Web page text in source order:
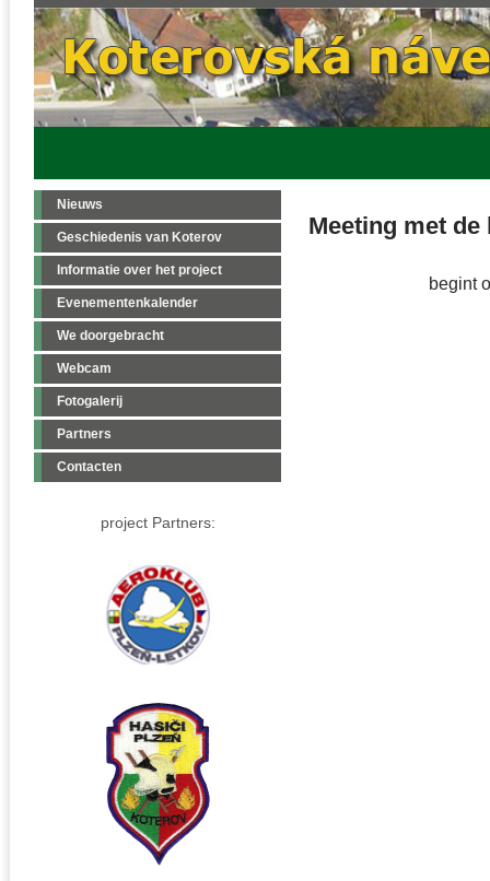
Nieuws
Geschiedenis van Koterov
Informatie over het project
Evenementenkalender
We doorgebracht
Webcam
Fotogalerij
Partners
Contacten
project Partners:
Meeting met de
begint